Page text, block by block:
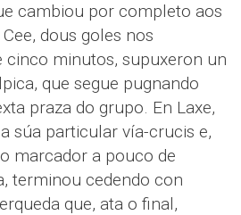
cambiou por completo aos
dous goles nos
cinco minutos, supuxeron un
que segue pugnando
praza do grupo. En Laxe,
súa particular vía-crucis e,
marcador a pouco de
terminou cedendo con
que, ata o final,